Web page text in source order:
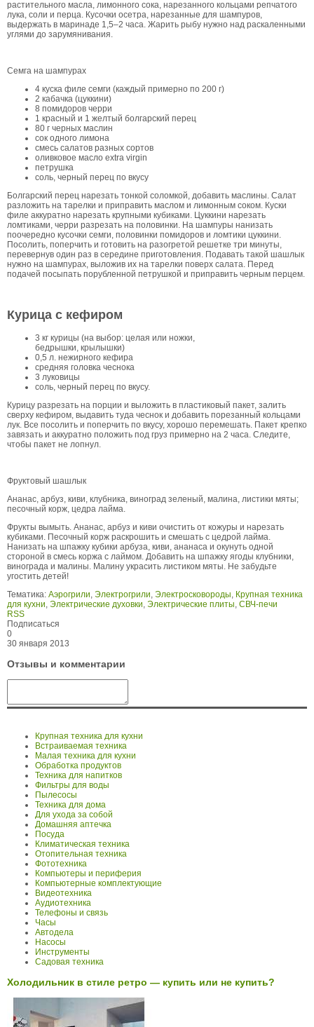
растительного масла, лимонного сока, нарезанного кольцами репчатого
лука, соли и перца. Кусочки осетра, нарезанные для шампуров,
выдержать в маринаде 1,5–2 часа. Жарить рыбу нужно над раскаленными
углями до зарумянивания.
Семга на шампурах
4 куска филе семги (каждый примерно по 200 г)
2 кабачка (цуккини)
8 помидоров черри
1 красный и 1 желтый болгарский перец
80 г черных маслин
сок одного лимона
смесь салатов разных сортов
оливковое масло extra virgin
петрушка
соль, черный перец по вкусу
Болгарский перец нарезать тонкой соломкой, добавить маслины. Салат
разложить на тарелки и приправить маслом и лимонным соком. Куски
филе аккуратно нарезать крупными кубиками. Цуккини нарезать
ломтиками, черри разрезать на половинки. На шампуры нанизать
поочередно кусочки семги, половинки помидоров и ломтики цуккини.
Посолить, поперчить и готовить на разогретой решетке три минуты,
перевернув один раз в середине приготовления. Подавать такой шашлык
нужно на шампурах, выложив их на тарелки поверх салата. Перед
подачей посыпать порубленной петрушкой и приправить черным перцем.
Курица с кефиром
3 кг курицы (на выбор: целая или ножки,
бедрышки, крылышки)
0,5 л. нежирного кефира
средняя головка чеснока
3 луковицы
соль, черный перец по вкусу.
Курицу разрезать на порции и выложить в пластиковый пакет, залить
сверху кефиром, выдавить туда чеснок и добавить порезанный кольцами
лук. Все посолить и поперчить по вкусу, хорошо перемешать. Пакет крепко
завязать и аккуратно положить под груз примерно на 2 часа. Следите,
чтобы пакет не лопнул.
Фруктовый шашлык
Ананас, арбуз, киви, клубника, виноград зеленый, малина, листики мяты;
песочный корж, цедра лайма.
Фрукты вымыть. Ананас, арбуз и киви очистить от кожуры и нарезать
кубиками. Песочный корж раскрошить и смешать с цедрой лайма.
Нанизать на шпажку кубики арбуза, киви, ананаса и окунуть одной
стороной в смесь коржа с лаймом. Добавить на шпажку ягоды клубники,
винограда и малины. Малину украсить листиком мяты. Не забудьте
угостить детей!
Тематика: Аэрогрили, Электрогрили, Электросковороды, Крупная техника
для кухни, Электрические духовки, Электрические плиты, СВЧ-печи
RSS
Подписаться
0
30 января 2013
Отзывы и комментарии
Крупная техника для кухни
Встраиваемая техника
Малая техника для кухни
Обработка продуктов
Техника для напитков
Фильтры для воды
Пылесосы
Техника для дома
Для ухода за собой
Домашняя аптечка
Посуда
Климатическая техника
Отопительная техника
Фототехника
Компьютеры и периферия
Компьютерные комплектующие
Видеотехника
Аудиотехника
Телефоны и связь
Часы
Автодела
Насосы
Инструменты
Садовая техника
Холодильник в стиле ретро — купить или не купить?